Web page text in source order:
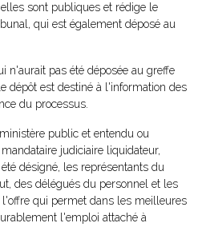
sont publiques et rédige le
qui est également déposé au
n'aurait pas été déposée au greffe
dépôt est destiné à l'information des
du processus.
public et entendu ou
judiciaire liquidateur,
désigné, les représentants du
des délégués du personnel et les
qui permet dans les meilleures
l'emploi attaché à